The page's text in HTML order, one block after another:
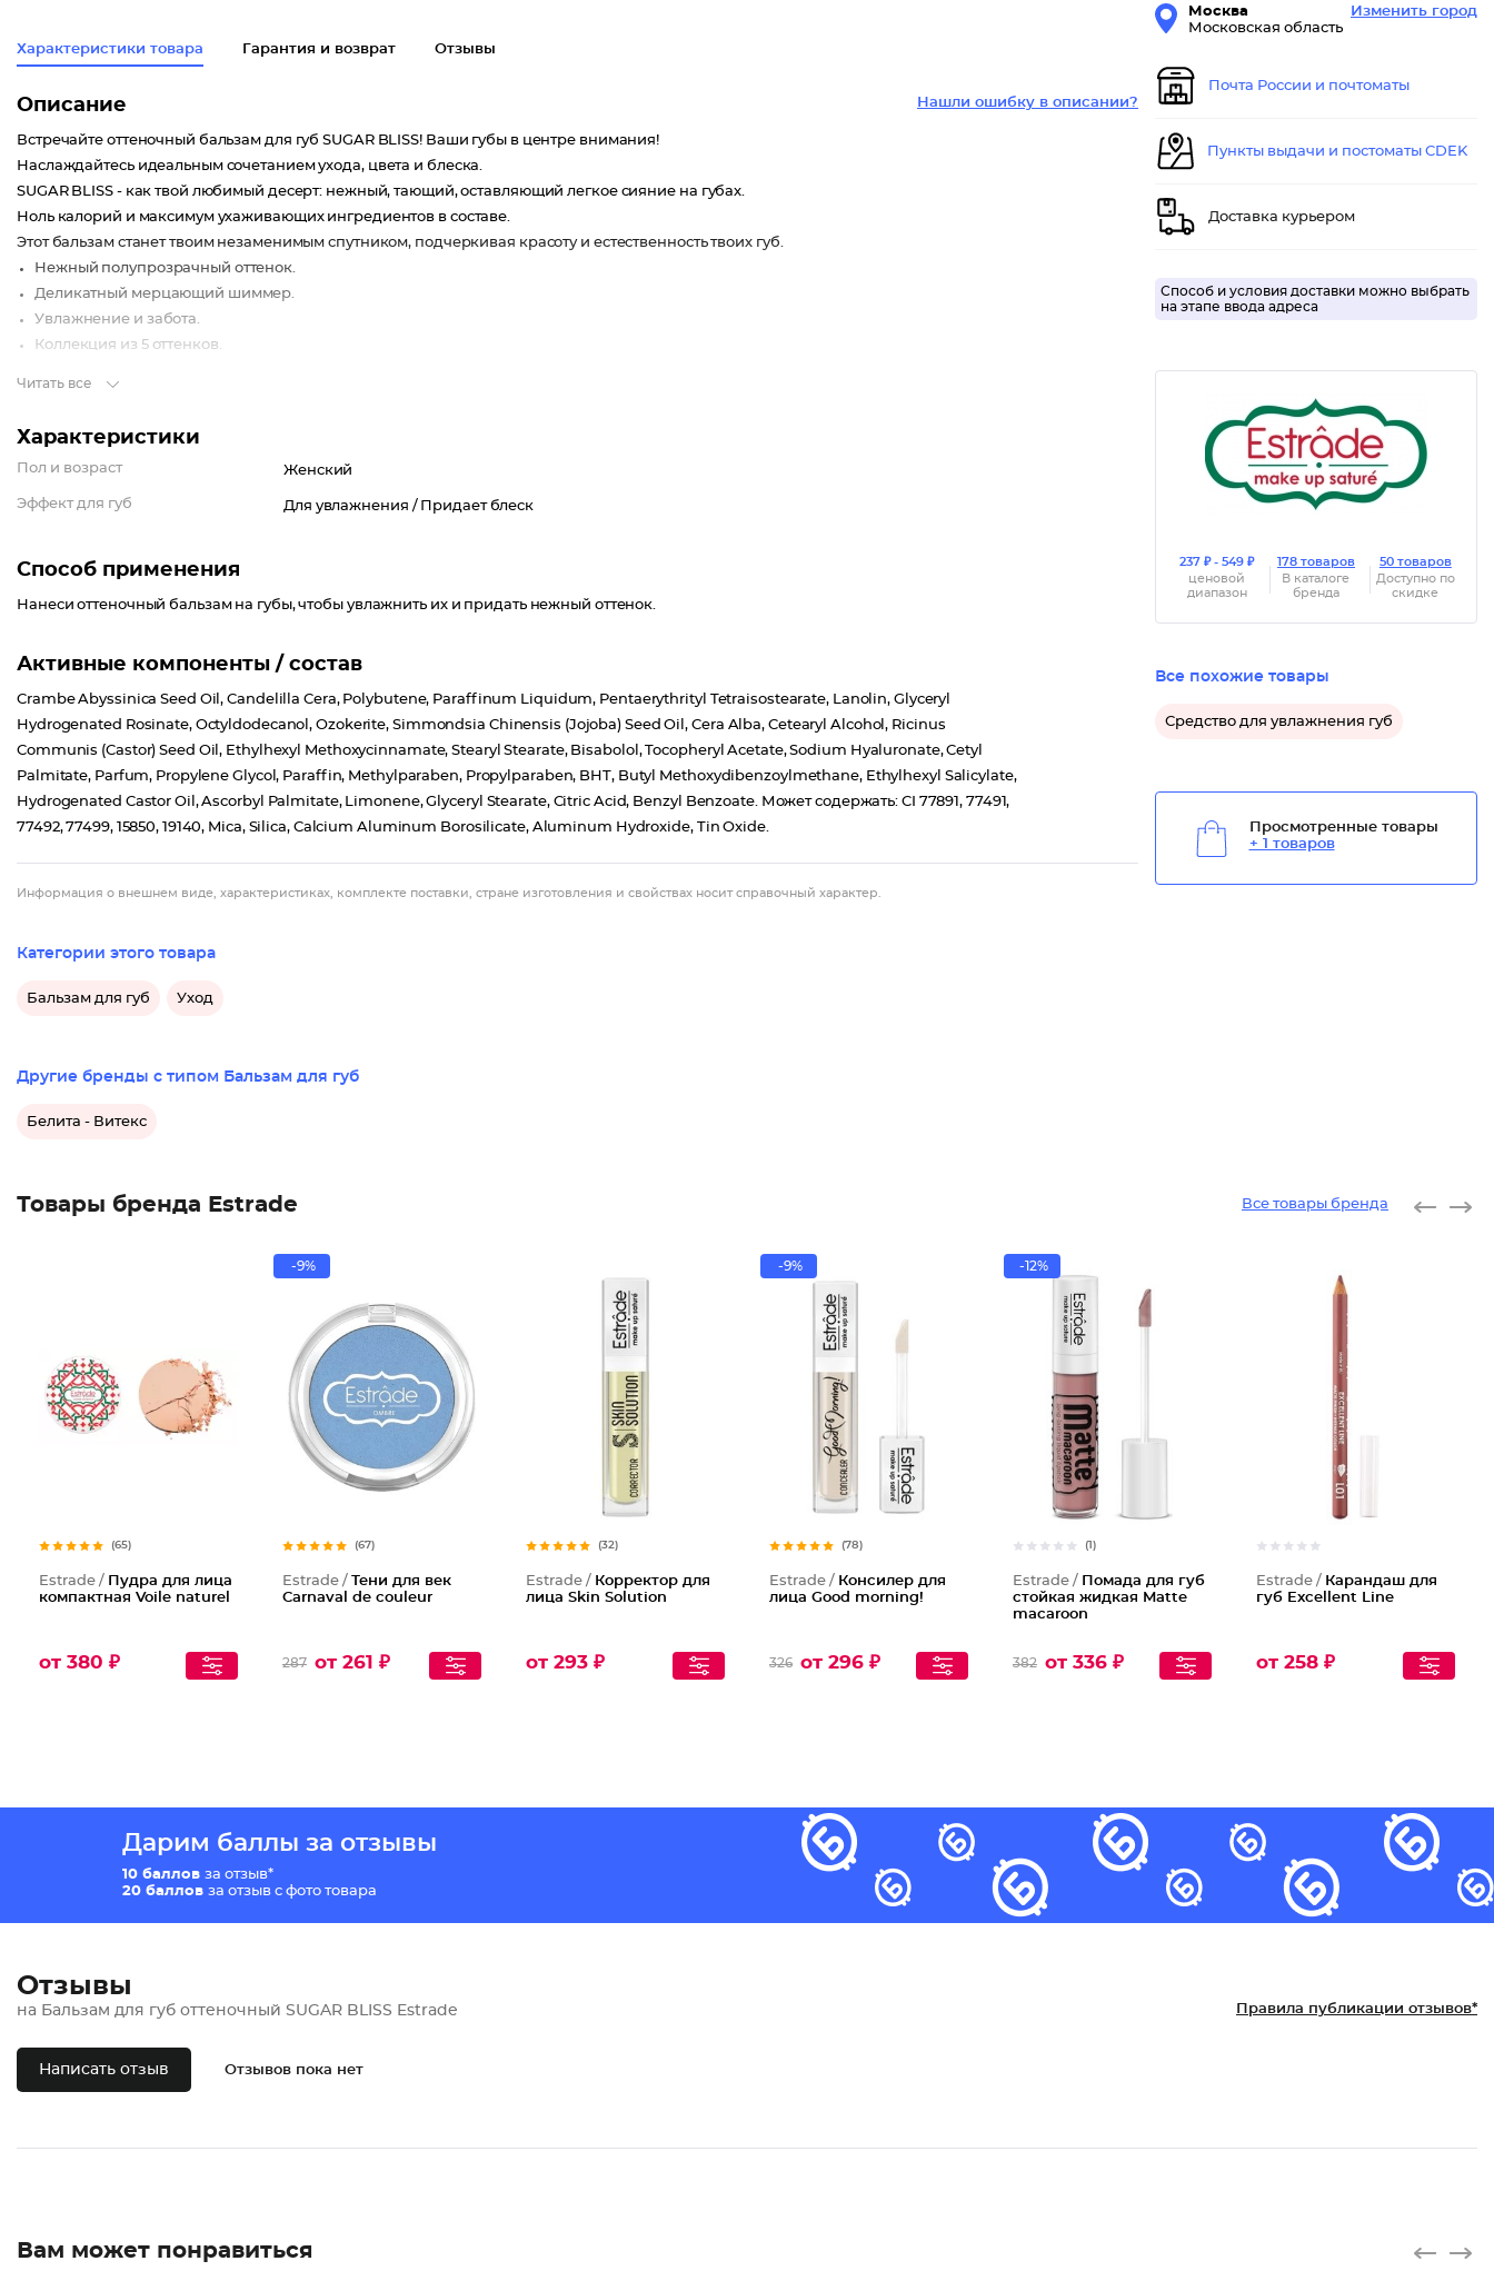
Характеристики товара Гарантия и возврат Отзывы
Нашли ошибку в описании?
Описание
Встречайте оттеночный бальзам для губ SUGAR BLISS! Ваши губы в центре внимания!
Наслаждайтесь идеальным сочетанием ухода, цвета и блеска.
SUGAR BLISS - как твой любимый десерт: нежный, тающий, оставляющий легкое сияние на губах.
Ноль калорий и максимум ухаживающих ингредиентов в составе.
Этот бальзам станет твоим незаменимым спутником, подчеркивая красоту и естественность твоих губ.
Нежный полупрозрачный оттенок.
Деликатный мерцающий шиммер.
Увлажнение и забота.
Коллекция из 5 оттенков.
Читать все
Характеристики
Пол и возраст Женский
Эффект для губ Для увлажнения / Придает блеск
Способ применения
Нанеси оттеночный бальзам на губы, чтобы увлажнить их и придать нежный оттенок.
Активные компоненты / состав
Crambe Abyssinica Seed Oil, Candelilla Cera, Polybutene, Paraffinum Liquidum, Pentaerythrityl Tetraisostearate, Lanolin, Glyceryl
Hydrogenated Rosinate, Octyldodecanol, Ozokerite, Simmondsia Chinensis (Jojoba) Seed Oil, Cera Alba, Cetearyl Alcohol, Ricinus
Communis (Castor) Seed Oil, Ethylhexyl Methoxycinnamate, Stearyl Stearate, Bisabolol, Tocopheryl Acetate, Sodium Hyaluronate, Cetyl
Palmitate, Parfum, Propylene Glycol, Paraffin, Methylparaben, Propylparaben, BHT, Butyl Methoxydibenzoylmethane, Ethylhexyl Salicylate,
Hydrogenated Castor Oil, Ascorbyl Palmitate, Limonene, Glyceryl Stearate, Citric Acid, Benzyl Benzoate. Может содержать: CI 77891, 77491,
77492, 77499, 15850, 19140, Mica, Silica, Calcium Aluminum Borosilicate, Aluminum Hydroxide, Tin Oxide.
Информация о внешнем виде, характеристиках, комплекте поставки, стране изготовления и свойствах носит справочный характер.
Москва
Московская область
Изменить город
Почта России и почтоматы
Пункты выдачи и постоматы CDEK
Доставка курьером
Способ и условия доставки можно выбрать
на этапе ввода адреса
237 ₽ - 549 ₽
ценовой
диапазон
178 товаров
В каталоге
бренда
50 товаров
Доступно по
скидке
Все похожие товары
Средство для увлажнения губ
Просмотренные товары
+ 1 товаров
Категории этого товара
Бальзам для губ Уход
Другие бренды с типом Бальзам для губ
Белита - Витекс
Товары бренда Estrade Все товары бренда
(65)
Estrade / Пудра для лица
компактная Voile naturel
от 380 ₽
-9%
(67)
Estrade / Тени для век
Carnaval de couleur
287 от 261 ₽
(32)
Estrade / Корректор для
лица Skin Solution
от 293 ₽
-9%
(78)
Estrade / Консилер для
лица Good morning!
326 от 296 ₽
-12%
(1)
Estrade / Помада для губ
стойкая жидкая Matte
macaroon
382 от 336 ₽
Estrade / Карандаш для
губ Excellent Line
от 258 ₽
Дарим баллы за отзывы
10 баллов за отзыв*
20 баллов за отзыв с фото товара
Отзывы
на Бальзам для губ оттеночный SUGAR BLISS Estrade Правила публикации отзывов*
Написать отзыв Отзывов пока нет
Вам может понравиться